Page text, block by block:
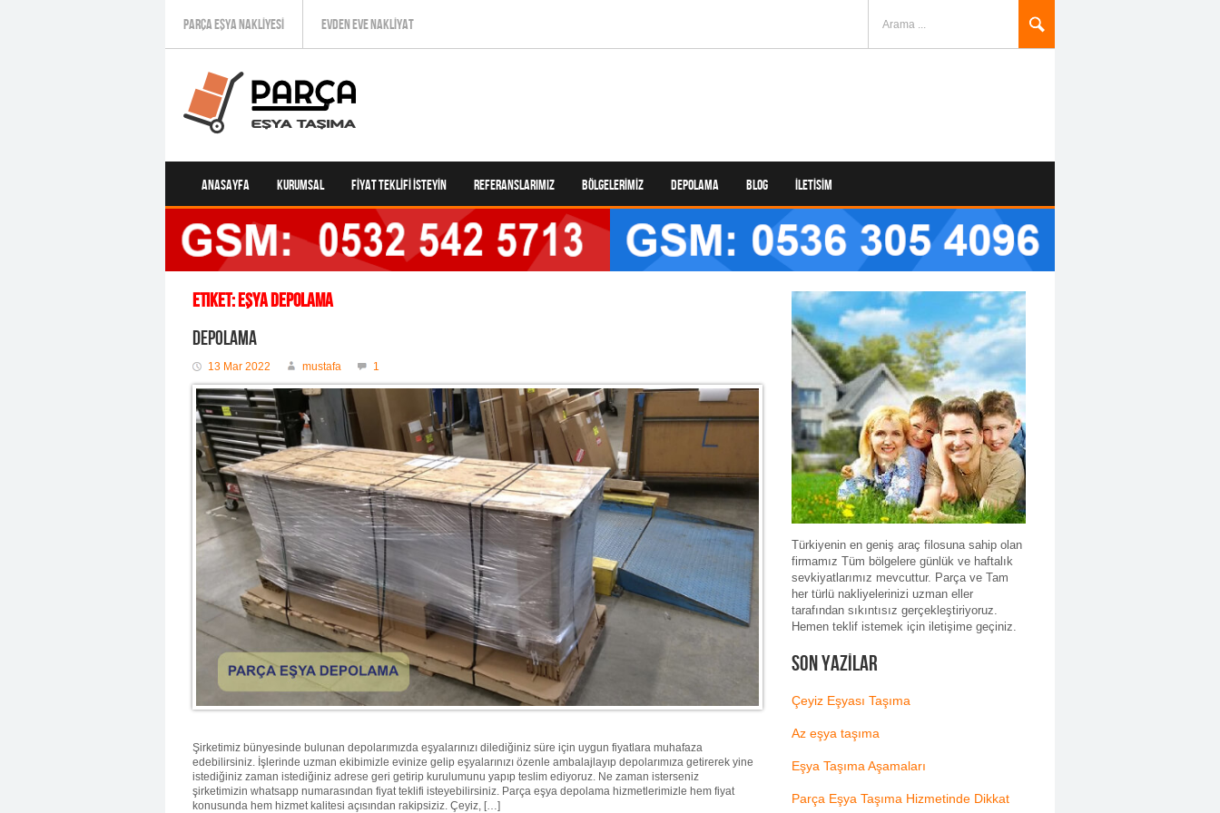
PARÇA EŞYA NAKLIYESI EVDEN EVE NAKLIYAT Arama ...
ANASAYFA KURUMSAL FIYAT TEKLIFI İSTEYIN REFERANSLARIMIZ BÖLGELERIMIZ DEPOLAMA BLOG İLETISIM
Etiket:eşya depolama
Depolama
13 Mar 2022 mustafa 1
Şirketimiz bünyesinde bulunan depolarımızda eşyalarınızı dilediğiniz süre için uygun fiyatlara muhafaza
edebilirsiniz. İşlerinde uzman ekibimizle evinize gelip eşyalarınızı özenle ambalajlayıp depolarımıza getirerek yine
istediğiniz zaman istediğiniz adrese geri getirip kurulumunu yapıp teslim ediyoruz. Ne zaman isterseniz
şirketimizin whatsapp numarasından fiyat teklifi isteyebilirsiniz. Parça eşya depolama hizmetlerimizle hem fiyat
konusunda hem hizmet kalitesi açısından rakipsiziz. Çeyiz, […]
Türkiyenin en geniş araç filosuna sahip olan
firmamız Tüm bölgelere günlük ve haftalık
sevkiyatlarımız mevcuttur. Parça ve Tam
her türlü nakliyelerinizi uzman eller
tarafından sıkıntısız gerçekleştiriyoruz.
Hemen teklif istemek için iletişime geçiniz.
Son Yazılar
Çeyiz Eşyası Taşıma
Az eşya taşıma
Eşya Taşıma Aşamaları
Parça Eşya Taşıma Hizmetinde Dikkat